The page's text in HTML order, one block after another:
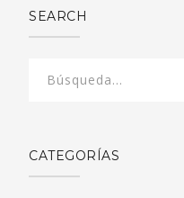
SEARCH
CATEGORÍAS